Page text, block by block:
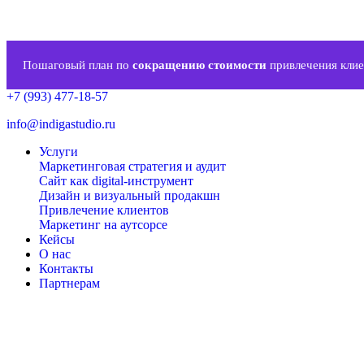
Пошаговый план по сокращению стоимости привлечения
+7 (993) 477-18-57
info@indigastudio.ru
Услуги
Маркетинговая стратегия и аудит
Сайт как digital-инструмент
Дизайн и визуальный продакшн
Привлечение клиентов
Маркетинг на аутсорсе
Кейсы
О нас
Контакты
Партнерам